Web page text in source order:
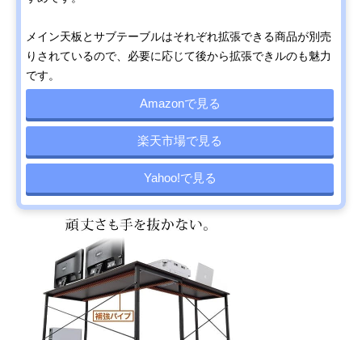
メイン天板とサブテーブルはそれぞれ拡張できる商品が別売
りされているので、必要に応じて後から拡張できルのも魅力
です。
Amazonで見る
楽天市場で見る
Yahoo!で見る